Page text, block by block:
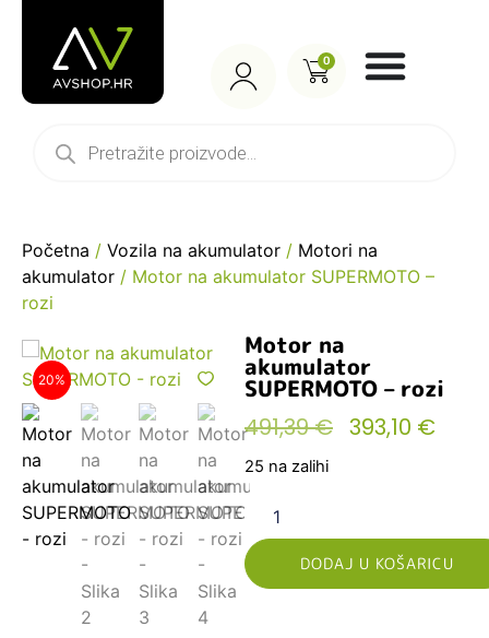
0
Početna / Vozila na akumulator / Motori na
akumulator / Motor na akumulator SUPERMOTO –
rozi
20%
Motor na
akumulator
SUPERMOTO – rozi
491,39€ 393,10 €
25 na zalihi
DODAJ U KOŠARICU